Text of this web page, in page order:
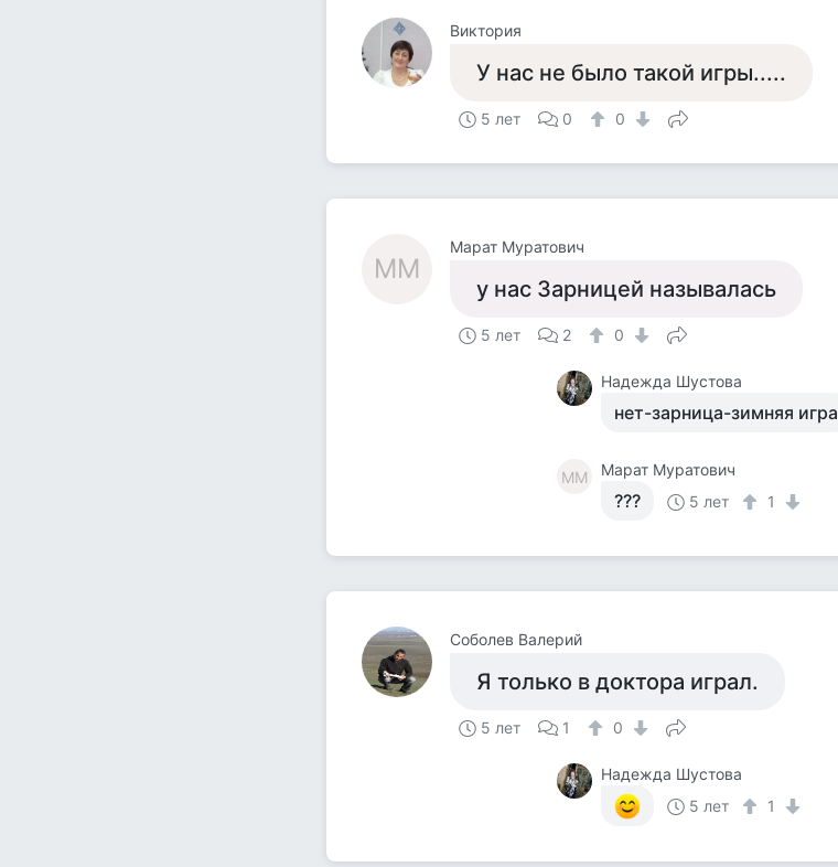
Виктория
У нас не было такой игры.....
5 лет 0 0
ММ
Марат Муратович
у нас Зарницей называлась
5 лет 2 0
Надежда Шустова
нет-зарница-зимняя игра
ММ Марат Муратович
??? 5 лет 1
Соболев Валерий
Я только в доктора играл.
5 лет 1 0
Надежда Шустова
5 лет
1